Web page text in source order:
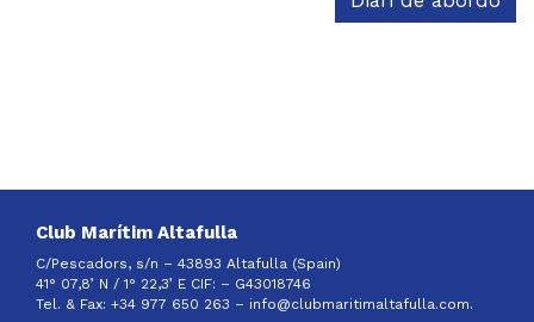
Club Marítim Altafulla
C/Pescadors, s/n – 43893 Altafulla (Spain)
41° 07,8’ N / 1° 22,3’ E CIF: – G43018746
Tel. & Fax: +34 977 650 263 – info@clubmaritimaltafulla.com.